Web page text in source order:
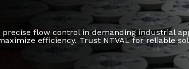
precise flow control in demanding industrial
efficiency. Trust NTVAL for reliable